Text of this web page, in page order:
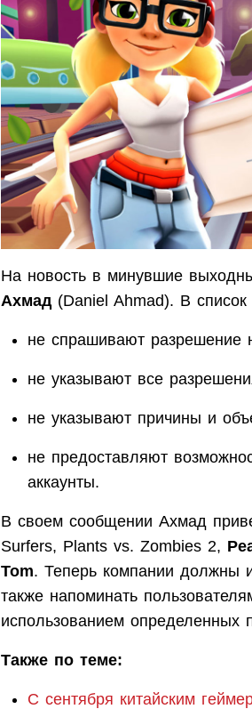
На новость в минувшие
Ахмад (Daniel Ahmad). В
не спрашивают разрешение
не указывают все
не указывают причины и
не предоставляют
аккаунты.
В своем сообщении Ахмад
Surfers, Plants vs. Zombies 2,
Tom. Теперь компании должны
также напоминать
использованием определенных
Также по теме:
С сентября китайским